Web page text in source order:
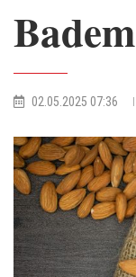
Badem
02.05.2025 07:36